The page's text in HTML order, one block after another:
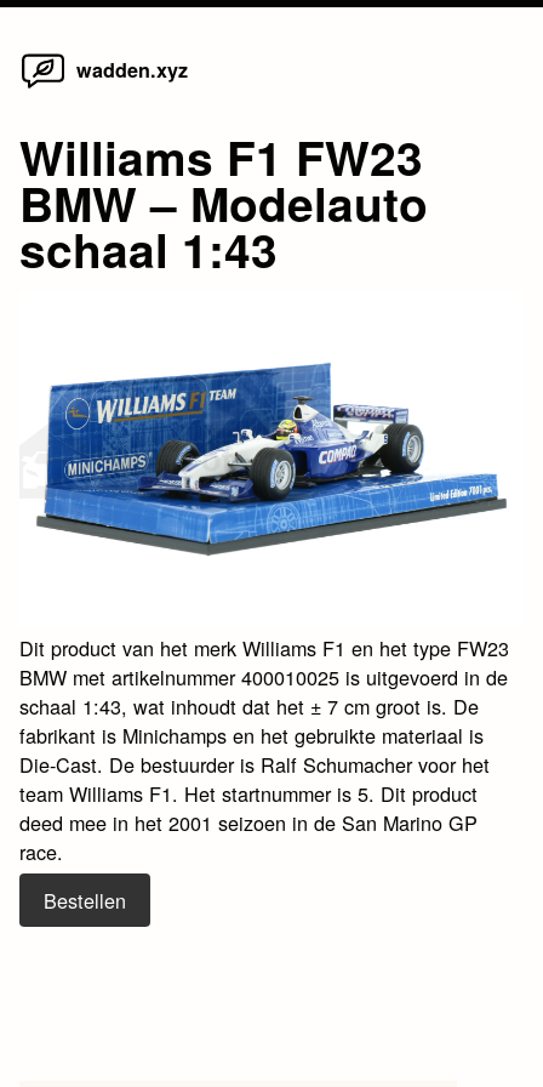
Skip
wadden.xyz
Williams F1 FW23
BMW – Modelauto
schaal 1:43
Dit product van het merk Williams F1 en het type FW23
BMW met artikelnummer 400010025 is uitgevoerd in de
schaal 1:43, wat inhoudt dat het ± 7 cm groot is. De
fabrikant is Minichamps en het gebruikte materiaal is
Die-Cast. De bestuurder is Ralf Schumacher voor het
team Williams F1. Het startnummer is 5. Dit product
deed mee in het 2001 seizoen in de San Marino GP
race.
Bestellen